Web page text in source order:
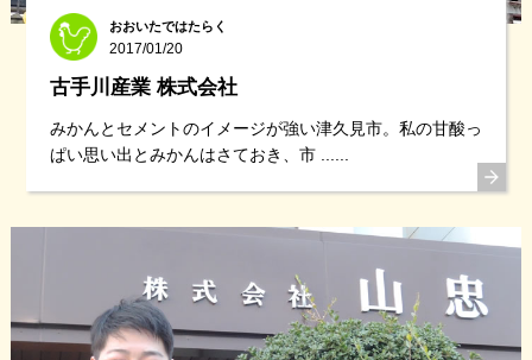
おおいたではたらく
2017/01/20
古手川産業 株式会社
みかんとセメントのイメージが強い津久見市。私の甘酸っ
ぱい思い出とみかんはさておき、市 ......